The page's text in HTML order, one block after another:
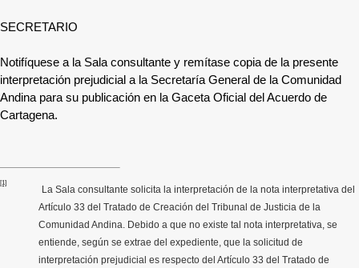
SECRETARIO
Notifíquese a la Sala consultante y remítase copia de la presente
interpretación prejudicial a la Secretaría General de la Comunidad
Andina para su publicación en la Gaceta Oficial del Acuerdo de
Cartagena.
[1]
La Sala consultante solicita la interpretación de la nota interpretativa del
Artículo 33 del Tratado de Creación del Tribunal de Justicia de la
Comunidad Andina. Debido a que no existe tal nota interpretativa, se
entiende, según se extrae del expediente, que la solicitud de
interpretación prejudicial es respecto del Artículo 33 del Tratado de